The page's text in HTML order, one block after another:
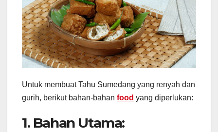
Untuk membuat Tahu Sumedang yang renyah dan
gurih, berikut bahan-bahan food yang diperlukan:
1. Bahan Utama: